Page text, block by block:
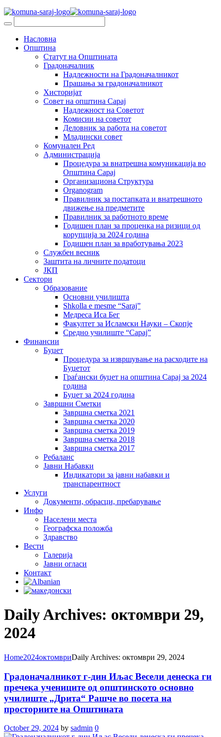
Насловна
Општина
Статут на Општината
Градоначалник
Надлежности на Градоначалникот
Прашања за градоначалникот
Хисторијат
Совет на општина Сарај
Надлежност на Советот
Комисии на советот
Деловник за работа на советот
Младински совет
Комунален Ред
Администрација
Процедура за внатрешна комуникација во
Општина Сарај
Организациона Структура
Organogram
Правилник за постапката и внатрешното
движење на предметите
Правилник за работното време
Годишен план за проценка на ризици од
корупција за 2024 година
Годишен план за вработувања 2023
Службен весник
Заштита на личните податоци
ЈКП
Сектори
Образование
Основни училишта
Shkolla e mesme “Saraj”
Медреса Иса Бег
Факултет за Исламски Науки – Скопје
Средно училиште “Сарај”
Финансии
Буџет
Процедура за извршување на расходите на
Буџетот
Граѓански буџет на општина Сарај за 2024
година
Буџет за 2024 година
Завршни Сметки
Завршна сметка 2021
Завршна сметка 2020
Завршна сметка 2019
Завршна сметка 2018
Завршна сметка 2017
Ребаланс
Јавни Набавки
Индикатори за јавни набавки и
транспарентност
Услуги
Документи, обрасци, пребарување
Инфо
Населени места
Географска положба
Здравство
Вести
Галеријa
Јавни огласи
Контакт
Daily Archives: октомври 29,
2024
Home2024октомвриDaily Archives: октомври 29, 2024
Градоначалникот г-дин Иљас Весели денеска ги
пречека учениците од општинското основно
училиште „Дрита“ Рашче во посета на
просториите на Општината
October 29, 2024 by sadmin 0